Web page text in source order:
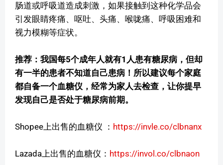
肠道或呼吸道造成刺激，如果接触到这种化学品会
引发眼睛疼痛、呕吐、头痛、喉咙痛、呼吸困难和
视力模糊等症状。
推荐：我国每5个成年人就有1人患有糖尿病，但却
有一半的患者不知道自己患病！所以建议每个家庭
都自备一个血糖仪，经常为家人去检查，让你提早
发现自己是否处于糖尿病前期。
Shopee上出售的血糖仪 ： https://invle.co/clbnanx
Lazada上出售的血糖仪： https://invol.co/clbnaon